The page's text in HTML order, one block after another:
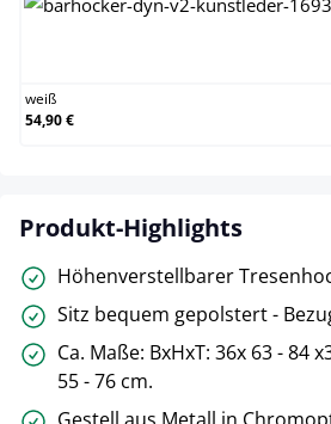
weiß
54,90 €
Produkt-Highlights
Höhenverstellbarer
Sitz bequem gepolstert -
Ca. Maße: BxHxT: 36x 63 - 84
55 - 76 cm.